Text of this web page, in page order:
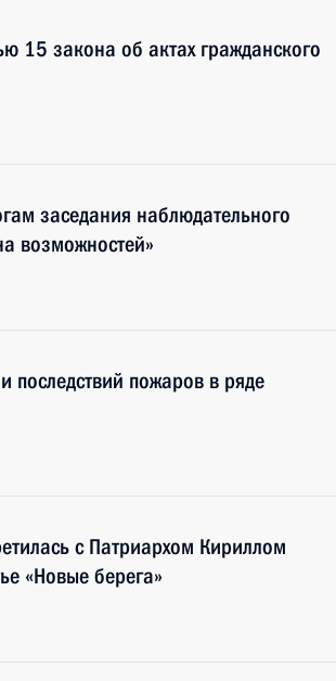
15 закона об актах гражданского
заседания наблюдательного
возможностей»
последствий пожаров в ряде
с Патриархом Кириллом
«Новые берега»